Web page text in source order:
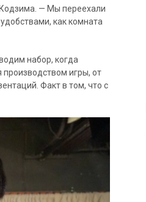
— Мы переехали
как комната
набор, когда
игры, от
Факт в том, что с